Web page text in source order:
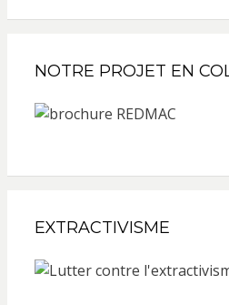
NOTRE PROJET EN
EXTRACTIVISME